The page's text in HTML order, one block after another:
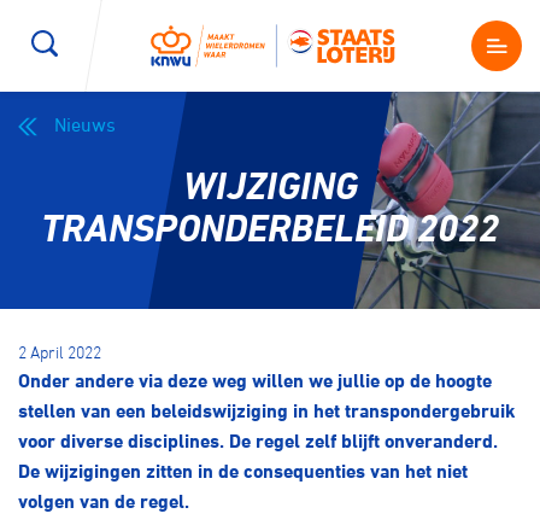
Kenniscentrum
Magazine
Nieuws
Shop
Producten en diensten
Contact
Nieuws
WIJZIGING
TRANSPONDERBELEID 2022
2 April 2022
Onder andere via deze weg willen we jullie op de hoogte
stellen van een beleidswijziging in het transpondergebruik
voor diverse disciplines. De regel zelf blijft onveranderd.
De wijzigingen zitten in de consequenties van het niet
volgen van de regel.
Wegwielrennen Mountainbiken
E-Racing
Kunstwielrijden ID-Cycling
Baanwielrennen
BMX freestyle Gravel